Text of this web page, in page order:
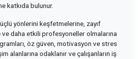
katkıda bulunur.
yönlerini keşfetmelerine, zayıf
daha etkili profesyoneller olmalarına
öz güven, motivasyon ve stres
alanlarına odaklanır ve çalışanların iş